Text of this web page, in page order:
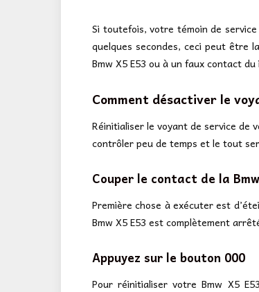
Si toutefois, votre témoin de
quelques secondes, ceci peut être
Bmw X5 E53 ou à un faux contact
Comment désactiver le
Réinitialiser le voyant de service de
contrôler peu de temps et le tout
Couper le contact de la
Première chose à exécuter est
Bmw X5 E53 est complètement
Appuyez sur le bouton 000
Pour réinitialiser votre Bmw X5